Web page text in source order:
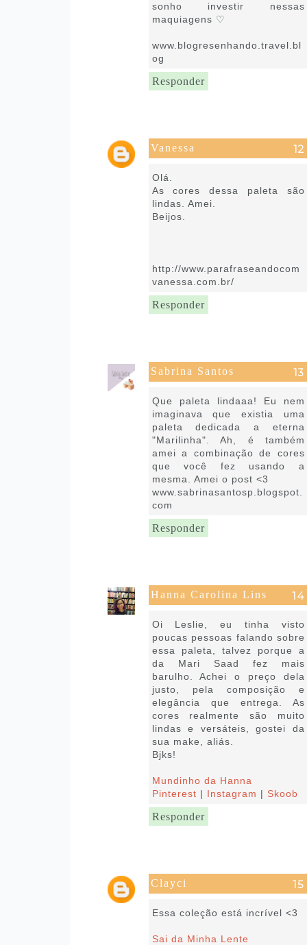
sonho investir nessas
maquiagens ♡
www.blogresenhando.travel.bl
og
Responder
Vanessa
Olá.
As cores dessa paleta são
lindas. Amei.
Beijos.
http://www.parafraseandocom
vanessa.com.br/
Responder
Sabrina Santos
Que paleta lindaaa! Eu nem
imaginava que existia uma
paleta dedicada a eterna
"Marilinha". Ah, é também
amei a combinação de cores
que você fez usando a
mesma. Amei o post <3
www.sabrinasantosp.blogspot.
com
Responder
Hanna Carolina Lins
Oi Leslie, eu tinha visto
poucas pessoas falando sobre
essa paleta, talvez porque a
da Mari Saad fez mais
barulho. Achei o preço dela
justo, pela composição e
elegância que entrega. As
cores realmente são muito
lindas e versáteis, gostei da
sua make, aliás.
Bjks!
Mundinho da Hanna
Pinterest | Instagram | Skoob
Responder
Clayci
Essa coleção está incrível <3
Sai da Minha Lente